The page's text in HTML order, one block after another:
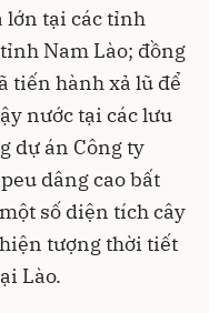
lớn tại các tỉnh
Nam Lào; đồng
tiến hành xả lũ để
nước tại các lưu
dự án Công ty
dâng cao bất
số diện tích cây
tượng thời tiết
Lào.